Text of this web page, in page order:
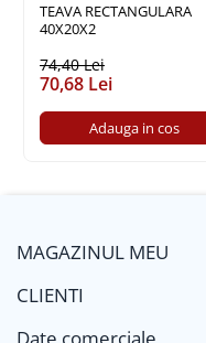
TEAVA RECTANGULARA
40X20X2
74,40 Lei
70,68 Lei
Adauga in cos
MAGAZINUL MEU
CLIENTI